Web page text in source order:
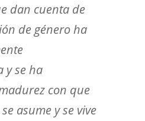
dan cuenta de
de género ha
y se ha
con que
asume y se vive